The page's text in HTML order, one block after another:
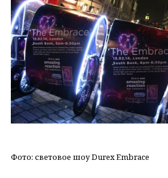
Фото: световое шоу Durex Embrace